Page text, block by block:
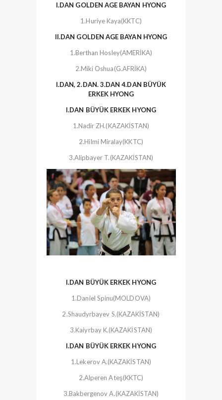
I.DAN GOLDEN AGE BAYAN HYONG
1.Huriye Kaya(KKTC)
II.DAN GOLDEN AGE BAYAN HYONG
1.Berthan Hosley(AMERİKA)
2.Miki Oshua(G.AFRİKA)
I.DAN, 2.DAN. 3.DAN 4.DAN BÜYÜK
ERKEK HYONG
I.DAN BÜYÜK ERKEK HYONG
1.Nadir ZH.(KAZAKİSTAN)
2.Hilmi Miralay(KKTC)
3.Alipbayer T.(KAZAKİSTAN)
I.DAN BÜYÜK ERKEK HYONG
1.Daniel Spinu(MOLDOVA)
2.Shaudyrbayev S.(KAZAKİSTAN)
3.Kaiyrbay K.(KAZAKİSTAN)
I.DAN BÜYÜK ERKEK HYONG
1.Lekerov A.(KAZAKİSTAN)
2.Alperen Ateş(KKTC)
3.Bakbergenov A.(KAZAKİSTAN)